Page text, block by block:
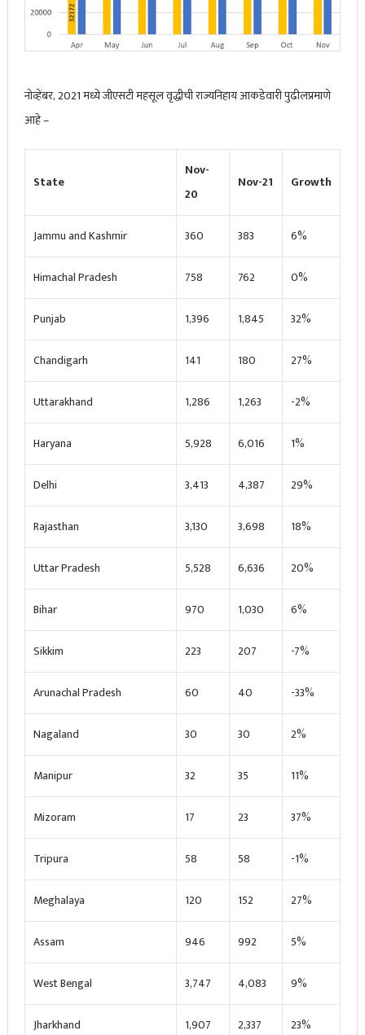
नोव्हेंबर, 2021 मध्ये जीएसटी महसूल वृद्धीची राज्यनिहाय आकडेवारी पुढीलप्रमाणे
आहे –
State
Nov-
20
Nov-21 Growth
Jammu and Kashmir 360 383 6%
Himachal Pradesh 758 762 0%
Punjab 1,396 1,845 32%
Chandigarh 141 180 27%
Uttarakhand 1,286 1,263 -2%
Haryana 5,928 6,016 1%
Delhi 3,413 4,387 29%
Rajasthan 3,130 3,698 18%
Uttar Pradesh 5,528 6,636 20%
Bihar 970 1,030 6%
Sikkim 223 207 -7%
Arunachal Pradesh 60 40 -33%
Nagaland 30 30 2%
Manipur 32 35 11%
Mizoram 17 23 37%
Tripura 58 58 -1%
Meghalaya 120 152 27%
Assam 946 992 5%
West Bengal 3,747 4,083 9%
Jharkhand 1,907 2,337 23%